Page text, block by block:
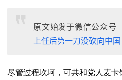
原文始发于微信公众号
上任后第一刀没砍向中
尽管过程坎坷，可共和党人麦卡